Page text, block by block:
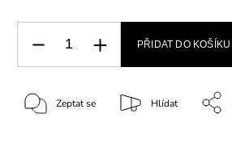
PŘIDAT DO KOŠÍKU
Zeptat se Hlídat